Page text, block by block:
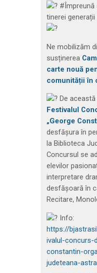
tinerei
Ne mobilizăm
susținerea
carte nouă
comunității în
De
Festivalul
„George
desfășura în
la Biblioteca
Concursul se
elevilor
interpretare
desfășoară în
Recitare,
Info:
https://
ivalul-concurs-
constantin-
judeteana-